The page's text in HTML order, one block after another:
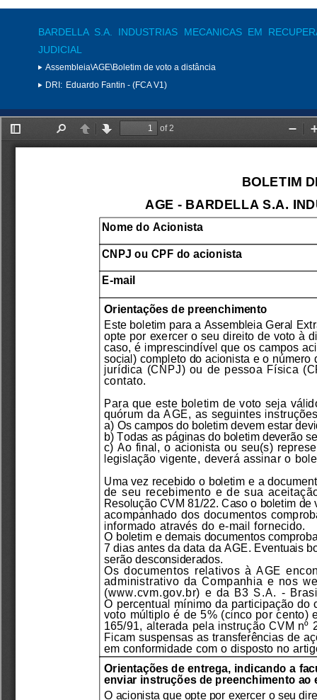
BARDELLA S.A. INDUSTRIAS MECANICAS EM
JUDICIAL
Assembleia\AGE\Boletim de voto a distância
DRI: Eduardo Fantin - (FCA V1)